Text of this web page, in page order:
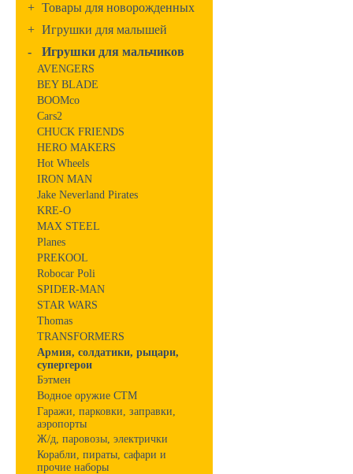
+ Товары для новорожденных
+ Игрушки для малышей
-
Игрушки для мальчиков
AVENGERS
BEY BLADE
BOOMco
Cars2
CHUCK FRIENDS
HERO MAKERS
Hot Wheels
IRON MAN
Jake Neverland Pirates
KRE-O
MAX STEEL
Planes
PREKOOL
Robocar Poli
SPIDER-MAN
STAR WARS
Thomas
TRANSFORMERS
Армия, солдатики, рыцари,
супергерои
Бэтмен
Водное оружие СТМ
Гаражи, парковки, заправки,
аэропорты
Ж/д, паровозы, электрички
Корабли, пираты, сафари и
прочие наборы